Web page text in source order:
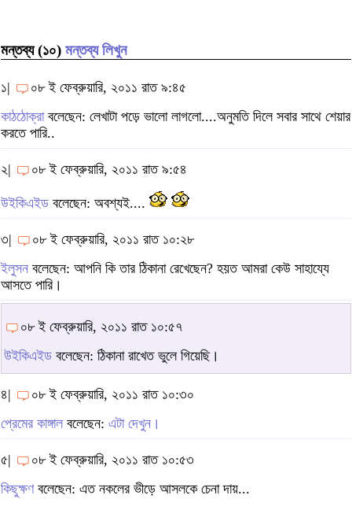
মন্তব্য (১০) মন্তব্য লিখুন
১|
০৮ ই ফেব্রুয়ারি, ২০১১ রাত ৯:৪৫
কাঠঠোক্‌রাবলেছেন: লেখাটা পড়ে ভালো লাগলো....অনুমতি দিলে সবার সাথে শেয়ার
করতে পারি..
২| ০৮ ই ফেব্রুয়ারি, ২০১১ রাত ৯:৫৪
উইকিএইড বলেছেন: অবশ্যই....
৩|
০৮ ই ফেব্রুয়ারি, ২০১১ রাত ১০:২৮
ইলুসন বলেছেন: আপনি কি তার ঠিকানা রেখেছেন? হয়ত আমরা কেউ সাহায্যে
আসতে পারি।
০৮ ই ফেব্রুয়ারি, ২০১১ রাত ১০:৫৭
উইকিএইড বলেছেন: ঠিকানা রাখেত ভুলে গিয়েছি।
৪|
০৮ ই ফেব্রুয়ারি, ২০১১ রাত ১০:৩০
প্রেমের কাঙ্গাল বলেছেন: এটা দেখুন।
৫|
০৮ ই ফেব্রুয়ারি, ২০১১ রাত ১০:৫৩
কিছুক্ষণবলেছেন: এত নকলের ভীড়ে আসলকে চেনা দায়...